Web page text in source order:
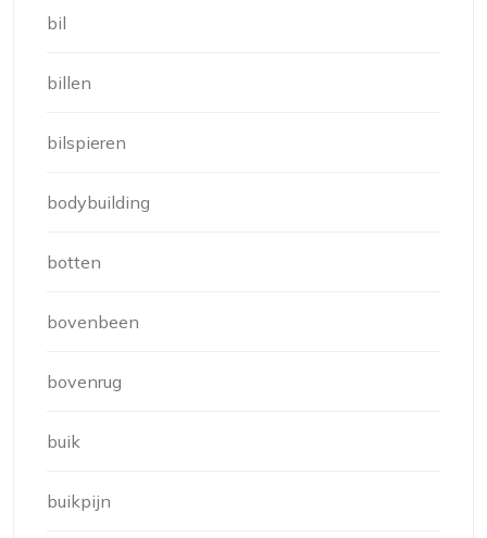
bil
billen
bilspieren
bodybuilding
botten
bovenbeen
bovenrug
buik
buikpijn